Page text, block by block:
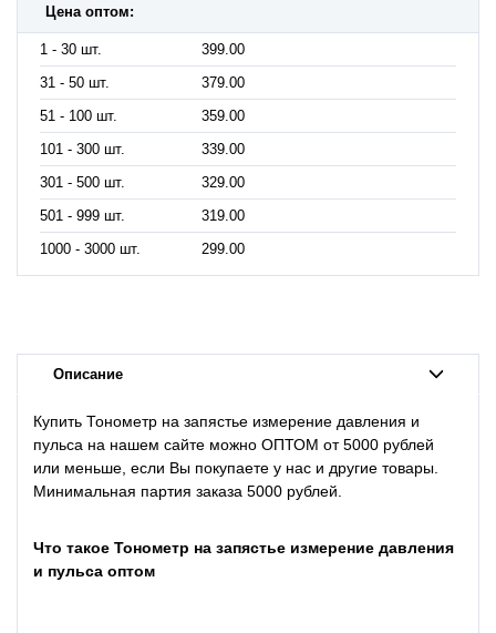
Цена оптом:
1 - 30 шт.
399.00
31 - 50 шт.
379.00
51 - 100 шт.
359.00
101 - 300 шт.
339.00
301 - 500 шт.
329.00
501 - 999 шт.
319.00
1000 - 3000 шт.
299.00
Описание
Купить Тонометр на запястье измерение давления и
пульса на нашем сайте можно ОПТОМ от 5000 рублей
или меньше, если Вы покупаете у нас и другие товары.
Минимальная партия заказа 5000 рублей.
Что такое Тонометр на запястье измерение давления
и пульса оптом